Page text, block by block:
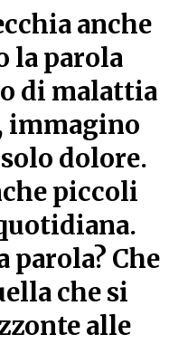
anche
la parola
di malattia
immagino
dolore.
piccoli
parola? Che
che si
alle